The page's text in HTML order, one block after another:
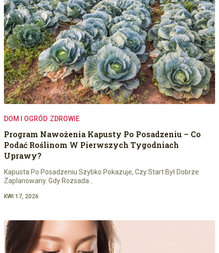
DOM I OGRÓD ZDROWIE
Program Nawożenia Kapusty Po Posadzeniu – Co
Podać Roślinom W Pierwszych Tygodniach
Uprawy?
Kapusta Po Posadzeniu Szybko Pokazuje, Czy Start Był Dobrze
Zaplanowany. Gdy Rozsada…
KWI 17, 2026